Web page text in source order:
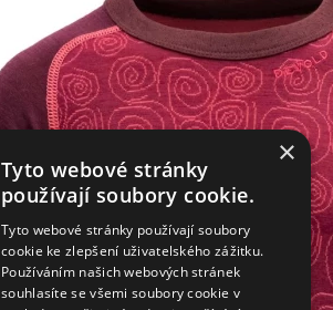
×
Tyto webové stránky
používají soubory cookie.
Tyto webové stránky používají soubory
cookie ke zlepšení uživatelského zážitku.
Používáním našich webových stránek
souhlasíte se všemi soubory cookie v